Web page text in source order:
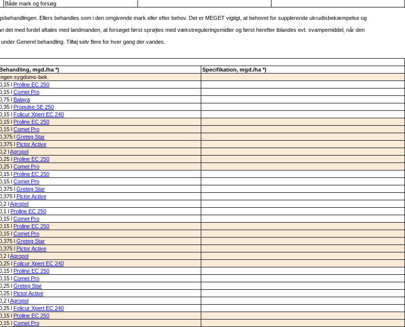
Både mark og forsøg
Ellers behandles som i den omgivende mark eller efter behov. Det er MEGET vigtigt, at behovet for supplerende ukrudtsbekæmpelse og
med fordel aftales med landmanden, at forsøget først sprøjtes med vækstreguleringsmidler og først herefter iblandes evt. svampemiddel, når den
Generel behandling. Tilføj selv flere for hver gang der vandes.
mgd./ha *)
Specifikation, mgd./ha *)
Ingen sygdoms-bek.
l Proline EC 250
l Comet Pro
l Balaya
l Propulse SE 250
l Folicur Xpert EC 240
l Proline EC 250
l Comet Pro
l Greteg Star
l Pictor Active
lAgropol
l Proline EC 250
l Comet Pro
l Proline EC 250
l Comet Pro
l Greteg Star
l Pictor Active
lAgropol
l Proline EC 250
l Comet Pro
l Proline EC 250
l Comet Pro
l Greteg Star
l Pictor Active
lAgropol
l Folicur Xpert EC 240
l Proline EC 250
l Comet Pro
l Greteg Star
l Pictor Active
lAgropol
l Folicur Xpert EC 240
l Proline EC 250
l Comet Pro